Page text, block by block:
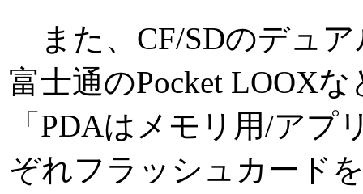
また、CF/SDのデュ
富士通のPocket LOOX
「PDAはメモリ用/アプ
ぞれフラッシュカード